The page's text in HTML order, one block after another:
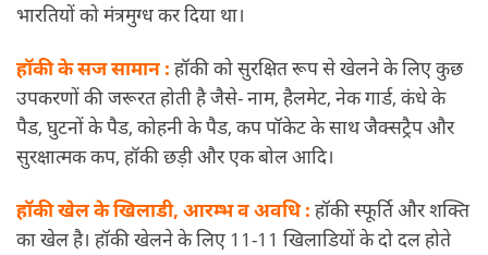
भारतियों को मंत्रमुग्ध कर दिया था।
हॉकी के सज सामान : हॉकी को सुरक्षित रूप से खेलने के लिए कुछ
उपकरणों की जरूरत होती है जैसे- नाम, हैलमेट, नेक गार्ड, कंधे के
पैड, घुटनों के पैड, कोहनी के पैड, कप पॉकेट के साथ जैक्सट्रैप और
सुरक्षात्मक कप, हॉकी छड़ी और एक बोल आदि।
हॉकी खेल के खिलाडी, आरम्भ व अवधि : हॉकी स्फूर्ति और शक्ति
का खेल है। हॉकी खेलने के लिए 11-11 खिलाडियों के दो दल होते